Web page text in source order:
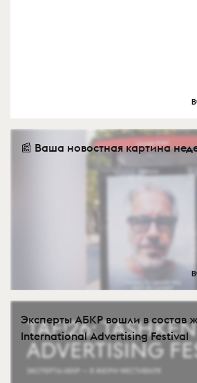
📰 Ваша новостная картина
Эксперты АБКР вошли в состав
International Advertising Festival